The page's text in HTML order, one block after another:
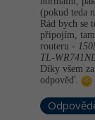
Best
MS-
SQLite
3D
C -80%
SQL
MS
(pokud teda
Rád bych se
připojím, tam
routeru -
TL-
Díky všem
odpověď.